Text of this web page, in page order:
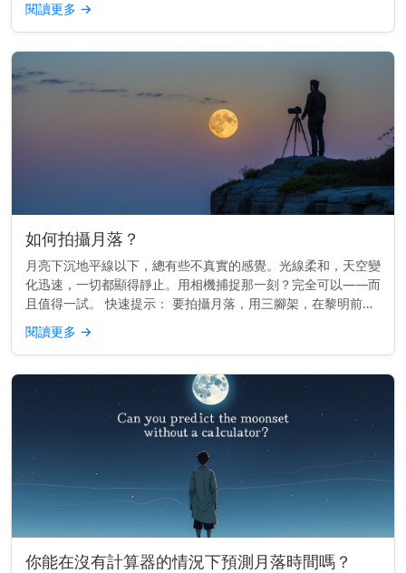
向東旋轉。由...
閱讀更多 →
如何拍攝月落？
月亮下沉地平線以下，總有些不真實的感覺。光線柔和，天空變
化迅速，一切都顯得靜止。用相機捕捉那一刻？完全可以——而
且值得一試。 快速提示： 要拍攝月落，用三腳架，在黎明前拍
攝，並用月落應用程式或日曆來規劃時間。 時間掌握一切 最佳
的月落照片通...
閱讀更多 →
你能在沒有計算器的情況下預測月落時間嗎？